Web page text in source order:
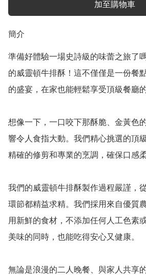
加至購物車
簡介
準備好體驗一場史詩級的味蕾之旅了
的威靈頓牛排酥！這不僅僅是一份餐
的盛宴，在家也能輕鬆享受頂級餐廳
想像一下，一口咬下那酥脆、金黃色
響令人食指大動。我們精心挑選的頂
精確的修剪和專業的烹調，確保口感
我們的威靈頓牛排酥製作過程嚴謹，
環節都精益求精。我們採用來自優質
用新鮮的食材，不添加任何人工色素
美味的同時，也能吃得安心又健康。
無論是浪漫的二人晚餐、與家人共享